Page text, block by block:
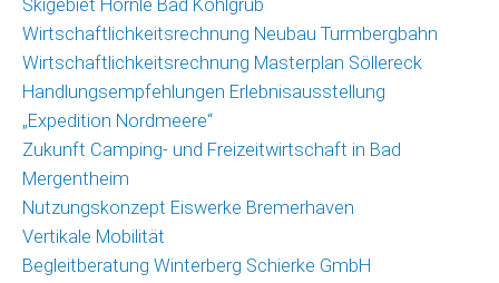
Skigebiet Hörnle Bad Kohlgrub
Wirtschaftlichkeitsrechnung Neubau Turmbergbahn
Wirtschaftlichkeitsrechnung Masterplan Söllereck
Handlungsempfehlungen Erlebnisausstellung
„Expedition Nordmeere“
Zukunft Camping- und Freizeitwirtschaft in Bad
Mergentheim
Nutzungskonzept Eiswerke Bremerhaven
Vertikale Mobilität
Begleitberatung Winterberg Schierke GmbH